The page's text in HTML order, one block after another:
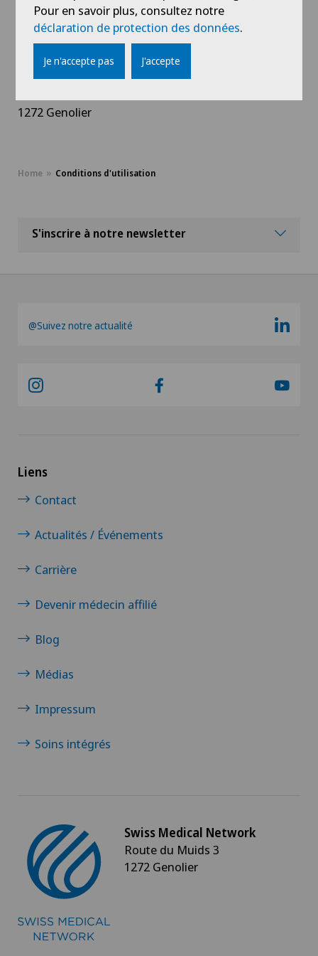
N'hésitez pas à nous contacter si vous avez des
questions.
Swiss Medical Network SA
1272 Genolier
Home Conditions d'utilisation
S'inscrire à notre newsletter
@Suivez notre actualité
Liens
Contact
Actualités / Événements
Carrière
Devenir médecin affilié
Blog
Médias
Impressum
Soins intégrés
Swiss Medical Network
Route du Muids 3
1272 Genolier
Pour en savoir plus, consultez notre
déclaration de protection des données.
Je n'accepte pas J'accepte